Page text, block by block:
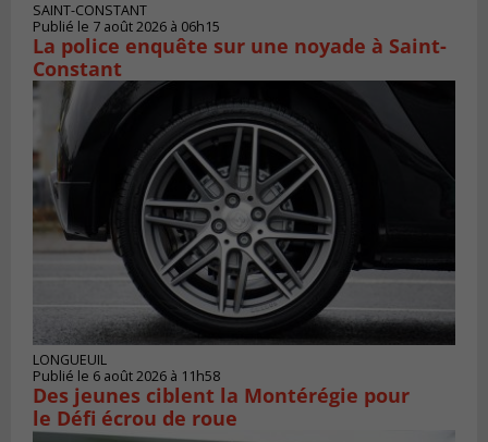
SAINT-CONSTANT
Publié le 7 août 2026 à 06h15
La police enquête sur une noyade à Saint-
Constant
LONGUEUIL
Publié le 6 août 2026 à 11h58
Des jeunes ciblent la Montérégie pour
le Défi écrou de roue